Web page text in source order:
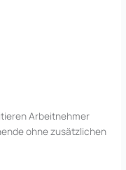
Arbeitnehmer
ohne zusätzlichen